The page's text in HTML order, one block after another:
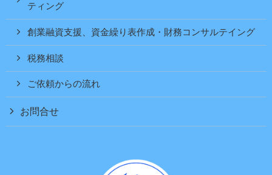
ティング
創業融資支援、資金繰り表作成・財務コンサルテイング
税務相談
ご依頼からの流れ
お問合せ